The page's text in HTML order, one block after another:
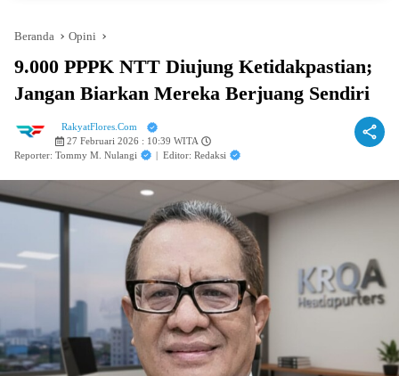
Beranda Opini
9.000 PPPK NTT Diujung Ketidakpastian;
Jangan Biarkan Mereka Berjuang Sendiri
RakyatFlores.Com
27 Februari 2026 : 10:39 WITA
Reporter: Tommy M. Nulangi
| Editor: Redaksi